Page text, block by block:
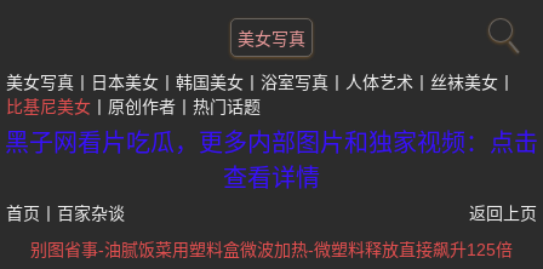
美女写真
美女写真 日本美女 韩国美女 浴室写真 人体艺术
丝袜美女
比基尼美女
原创作者 热门话题
黑子网看片吃瓜，更多内部图片和独家视频：点击
查看详情
首页 百家杂谈
返回上页
别图省事-油腻饭菜用塑料盒微波加热-微塑料释放直接飙升125倍